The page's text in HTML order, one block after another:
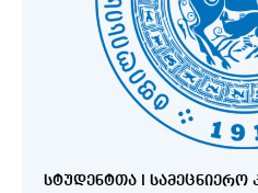
ᲡᲢᲣᲓᲔᲜᲢᲗᲐ I ᲡᲐᲛᲔᲪᲜᲘᲔᲠᲝ